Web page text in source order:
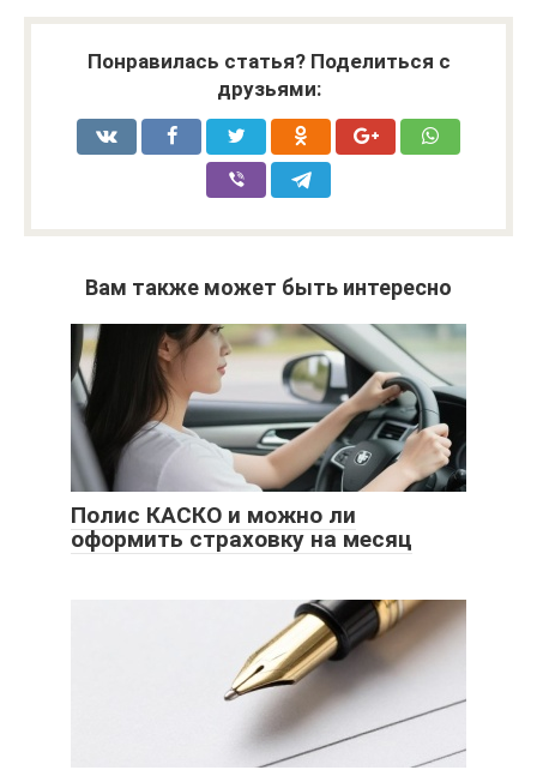
Понравилась статья? Поделиться с
друзьями:
Вам также может быть интересно
Полис КАСКО и можно ли
оформить страховку на месяц